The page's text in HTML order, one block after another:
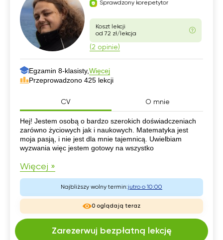
Sprawdzony korepetytor
Koszt lekcji
od 72 zł/lekcja
(2 opinie)
Egzamin 8-klasisty,Więcej
Przeprowadzono 425 lekcji
CV O mnie
CV
Hej! Jestem osobą o bardzo szerokich doświadczeniach
zarówno życiowych jak i naukowych. Matematyka jest
moja pasją, i nie jest dla mnie tajemnicą. Uwielbiam
wyzwania więc jestem gotowy na wszystko
Więcej »
Najbliższy wolny termin:jutro o 10:00
0 oglądają teraz
Zarezerwuj bezpłatną lekcję